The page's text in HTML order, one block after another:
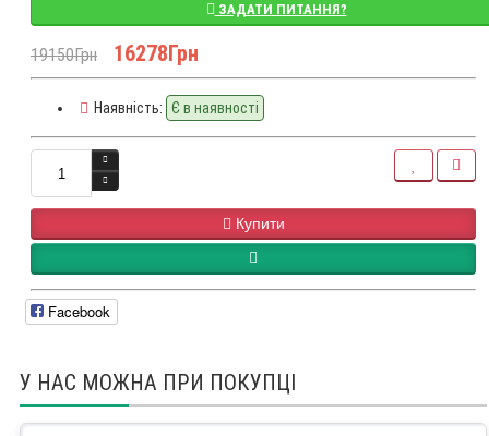
ЗАДАТИ ПИТАННЯ?
19150Грн 16278Грн
Наявність: Є в наявності
Купити
Facebook
У НАС МОЖНА ПРИ ПОКУПЦІ